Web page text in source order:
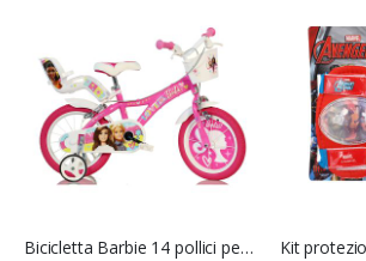
Bicicletta Barbie 14 pollici per bambina - Dino Bikes